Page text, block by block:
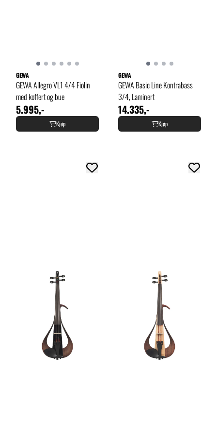
GEWA
GEWA Allegro VL1 4/4 Fiolin
med koffert og bue
5.995,-
Kjøp
GEWA
GEWA Basic Line Kontrabass
3/4, Laminert
14.335,-
Kjøp